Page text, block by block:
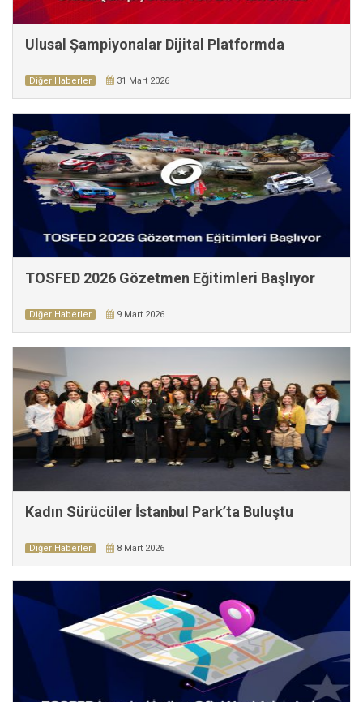
Ulusal Şampiyonalar Dijital Platformda
Diğer Haberler 31 Mart 2026
TOSFED 2026 Gözetmen Eğitimleri Başlıyor
Diğer Haberler 9 Mart 2026
Kadın Sürücüler İstanbul Park’ta Buluştu
Diğer Haberler 8 Mart 2026